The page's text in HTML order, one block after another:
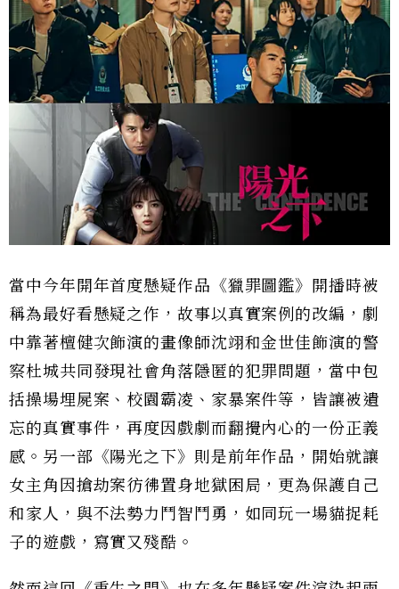
當中今年開年首度懸疑作品《獵罪圖鑑》開播時被
稱為最好看懸疑之作，故事以真實案例的改編，劇
中靠著檀健次飾演的畫像師沈翊和金世佳飾演的警
察杜城共同發現社會角落隱匿的犯罪問題，當中包
括操場埋屍案、校園霸凌、家暴案件等，皆讓被遺
忘的真實事件，再度因戲劇而翻攪內心的一份正義
感。另一部《陽光之下》則是前年作品，開始就讓
女主角因搶劫案彷彿置身地獄困局，更為保護自己
和家人，與不法勢力鬥智鬥勇，如同玩一場貓捉耗
子的遊戲，寫實又殘酷。